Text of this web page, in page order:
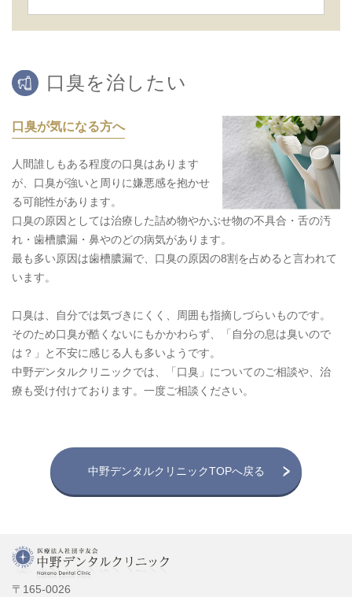
口臭を治したい
口臭が気になる方へ
人間誰しもある程度の口臭はあります
が、口臭が強いと周りに嫌悪感を抱かせ
る可能性があります。
口臭の原因としては治療した詰め物やかぶせ物の不具合・舌の汚
れ・歯槽膿漏・鼻やのどの病気があります。
最も多い原因は歯槽膿漏で、口臭の原因の8割を占めると言われて
います。
口臭は、自分では気づきにくく、周囲も指摘しづらいものです。
そのため口臭が酷くないにもかかわらず、「自分の息は臭いので
は？」と不安に感じる人も多いようです。
中野デンタルクリニックでは、「口臭」についてのご相談や、治
療も受け付けております。一度ご相談ください。
中野デンタルクリニックTOPへ戻る
〒165-0026